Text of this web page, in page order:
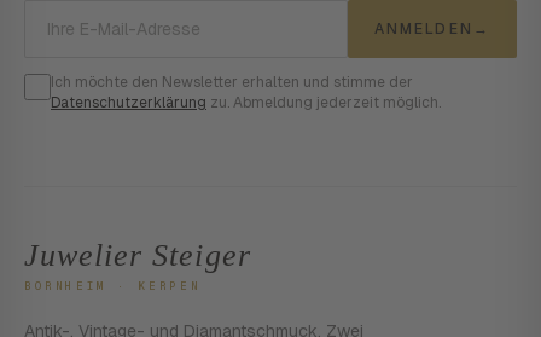
ANMELDEN →
Ich möchte den Newsletter erhalten und stimme der
Datenschutzerklärung zu. Abmeldung jederzeit möglich.
Juwelier Steiger
BORNHEIM · KERPEN
Antik-, Vintage- und Diamantschmuck. Zwei